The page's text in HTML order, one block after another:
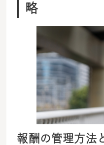
略
報酬の管理方法